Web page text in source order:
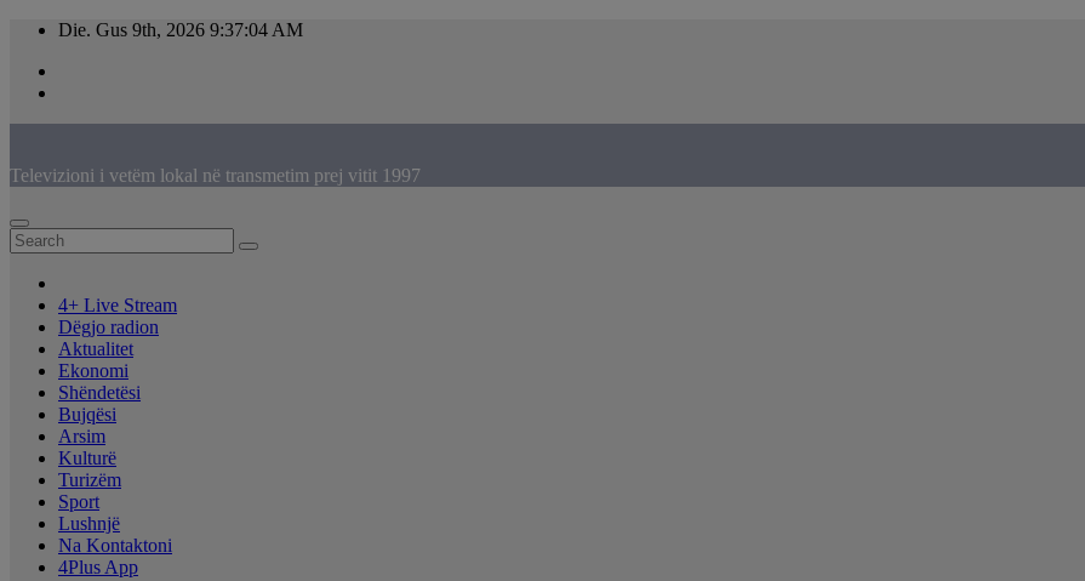
Skip
content
Die. Gus 9th, 2026 9:37:05 AM
Televizioni i vetëm lokal në transmetim prej vitit 1997
4+ Live Stream
Dëgjo radion
Aktualitet
Ekonomi
Shëndetësi
Bujqësi
Arsim
Kulturë
Turizëm
Sport
Lushnjë
Na Kontaktoni
4Plus App